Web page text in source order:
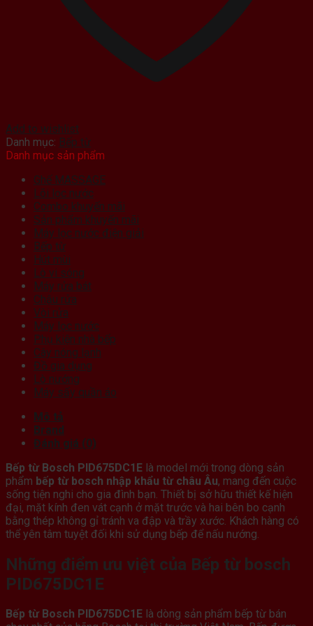
Add to wishlist
Danh mục: Bếp từ
Danh mục sản phẩm
Ghế MASSAGE
Lõi lọc nước
Combo khuyến mãi
Sản phẩm khuyến mãi
Máy lọc nước điện giải
Bếp từ
Hút mùi
Lò vi sóng
Máy rửa bát
Chậu rửa
Vòi rửa
Máy lọc nước
Phụ kiện nhà bếp
Cây nóng lạnh
Đồ gia dụng
Lò nướng
Máy sấy quần áo
Mô tả
Brand
Đánh giá (0)
Bếp từ Bosch PID675DC1E là model mới trong dòng sản
phẩm bếp từ bosch nhập khẩu từ châu Âu, mang đến cuộc
sống tiện nghi cho gia đình bạn. Thiết bị sở hữu thiết kế hiện
đại, mặt kính đen vát cạnh ở mặt trước và hai bên bo cạnh
bằng thép không gỉ tránh va đập và trầy xước. Khách hàng có
thể yên tâm tuyệt đối khi sử dụng bếp để nấu nướng.
Những điểm ưu việt của Bếp từ bosch
PID675DC1E
Bếp từ Bosch PID675DC1E là dòng sản phẩm bếp từ bán